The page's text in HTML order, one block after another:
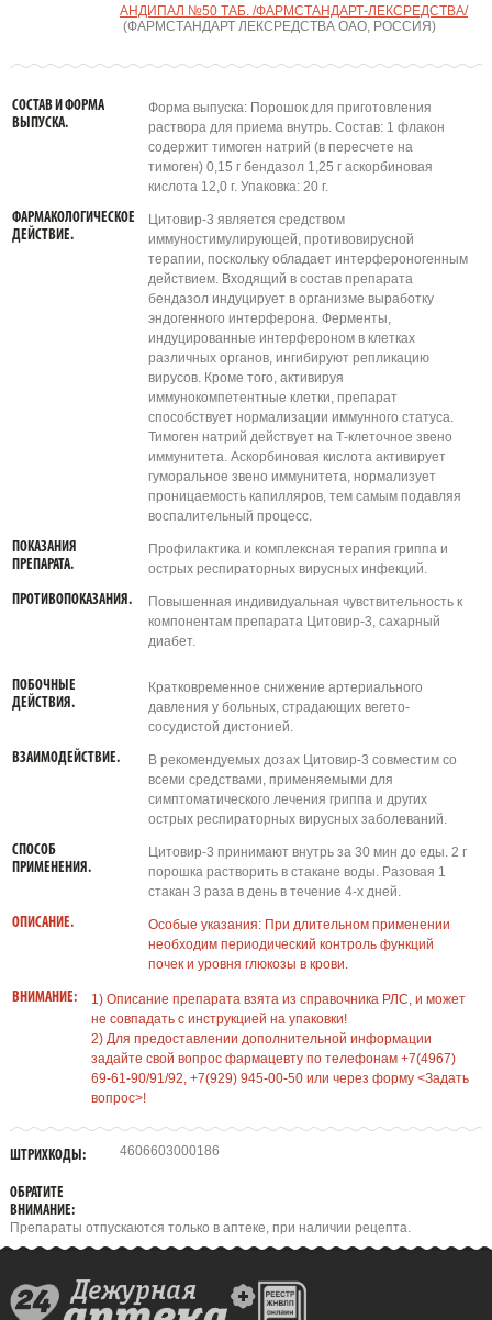
АНДИПАЛ №50 ТАБ. /ФАРМСТАНДАРТ-ЛЕКСРЕДСТВА/
(ФАРМСТАНДАРТ ЛЕКСРЕДСТВА ОАО, РОССИЯ)
СОСТАВ И ФОРМА
ВЫПУСКА.
Форма выпуска: Порошок для приготовления
раствора для приема внутрь. Состав: 1 флакон
содержит тимоген натрий (в пересчете на
тимоген) 0,15 г бендазол 1,25 г аскорбиновая
кислота 12,0 г. Упаковка: 20 г.
ФАРМАКОЛОГИЧЕСКОЕ
ДЕЙСТВИЕ.
Цитовир-3 является средством
иммуностимулирующей, противовирусной
терапии, поскольку обладает интерфероногенным
действием. Входящий в состав препарата
бендазол индуцирует в организме выработку
эндогенного интерферона. Ферменты,
индуцированные интерфероном в клетках
различных органов, ингибируют репликацию
вирусов. Кроме того, активируя
иммунокомпетентные клетки, препарат
способствует нормализации иммунного статуса.
Тимоген натрий действует на Т-клеточное звено
иммунитета. Аскорбиновая кислота активирует
гуморальное звено иммунитета, нормализует
проницаемость капилляров, тем самым подавляя
воспалительный процесс.
ПОКАЗАНИЯ
ПРЕПАРАТА.
Профилактика и комплексная терапия гриппа и
острых респираторных вирусных инфекций.
ПРОТИВОПОКАЗАНИЯ.
Повышенная индивидуальная чувствительность к
компонентам препарата Цитовир-3, сахарный
диабет.
ПОБОЧНЫЕ
ДЕЙСТВИЯ.
Кратковременное снижение артериального
давления у больных, страдающих вегето-
сосудистой дистонией.
ВЗАИМОДЕЙСТВИЕ.
В рекомендуемых дозах Цитовир-3 совместим со
всеми средствами, применяемыми для
симптоматического лечения гриппа и других
острых респираторных вирусных заболеваний.
СПОСОБ
ПРИМЕНЕНИЯ.
Цитовир-3 принимают внутрь за 30 мин до еды. 2 г
порошка растворить в стакане воды. Разовая 1
стакан 3 раза в день в течение 4-х дней.
ОПИСАНИЕ.
Особые указания: При длительном применении
необходим периодический контроль функций
почек и уровня глюкозы в крови.
ВНИМАНИЕ:
1) Описание препарата взята из справочника РЛС, и может
не совпадать с инструкцией на упаковки!
2) Для предоставлении дополнительной информации
задайте свой вопрос фармацевту по телефонам +7(4967)
69-61-90/91/92, +7(929) 945-00-50 или через форму <Задать
вопрос>!
ШТРИХКОДЫ: 4606603000186
ОБРАТИТЕ
ВНИМАНИЕ:
Препараты отпускаются только в аптеке, при наличии рецепта.